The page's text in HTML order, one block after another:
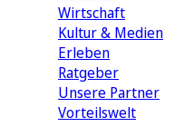
Wirtschaft
Kultur & Medien
Erleben
Ratgeber
Unsere Partner
Vorteilswelt